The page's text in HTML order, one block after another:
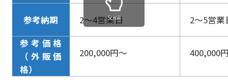
参考納期 2〜4営業日
2〜5営業
参考価格
（外販価
格）
200,000円〜 400,000
Scroll